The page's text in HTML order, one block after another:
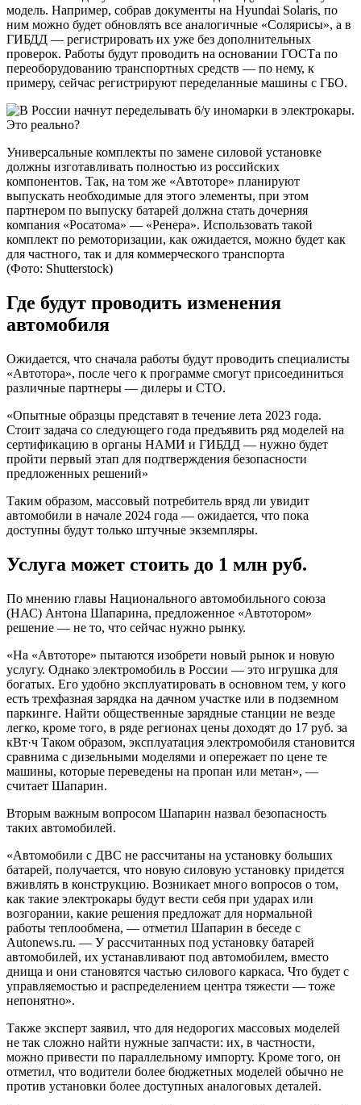
модель. Например, собрав документы на Hyundai Solaris, по
ним можно будет обновлять все аналогичные «Солярисы», а в
ГИБДД — регистрировать их уже без дополнительных
проверок. Работы будут проводить на основании ГОСТа по
переоборудованию транспортных средств — по нему, к
примеру, сейчас регистрируют переделанные машины с ГБО.
Универсальные комплекты по замене силовой установке
должны изготавливать полностью из российских
компонентов. Так, на том же «Автоторе» планируют
выпускать необходимые для этого элементы, при этом
партнером по выпуску батарей должна стать дочерняя
компания «Росатома» — «Ренера». Использовать такой
комплект по ремоторизации, как ожидается, можно будет как
для частного, так и для коммерческого транспорта
(Фото: Shutterstock)
Где будут проводить изменения
автомобиля
Ожидается, что сначала работы будут проводить специалисты
«Автотора», после чего к программе смогут присоединиться
различные партнеры — дилеры и СТО.
«Опытные образцы представят в течение лета 2023 года.
Стоит задача со следующего года предъявить ряд моделей на
сертификацию в органы НАМИ и ГИБДД — нужно будет
пройти первый этап для подтверждения безопасности
предложенных решений»
Таким образом, массовый потребитель вряд ли увидит
автомобили в начале 2024 года — ожидается, что пока
доступны будут только штучные экземпляры.
Услуга может стоить до 1 млн руб.
По мнению главы Национального автомобильного союза
(НАС) Антона Шапарина, предложенное «Автотором»
решение — не то, что сейчас нужно рынку.
«На «Автоторе» пытаются изобрети новый рынок и новую
услугу. Однако электромобиль в России — это игрушка для
богатых. Его удобно эксплуатировать в основном тем, у кого
есть трехфазная зарядка на дачном участке или в подземном
паркинге. Найти общественные зарядные станции не везде
легко, кроме того, в ряде регионах цены доходят до 17 руб. за
кВт·ч Таком образом, эксплуатация электромобиля становится
сравнима с дизельными моделями и опережает по цене те
машины, которые переведены на пропан или метан», —
считает Шапарин.
Вторым важным вопросом Шапарин назвал безопасность
таких автомобилей.
«Автомобили с ДВС не рассчитаны на установку больших
батарей, получается, что новую силовую установку придется
вживлять в конструкцию. Возникает много вопросов о том,
как такие электрокары будут вести себя при ударах или
возгорании, какие решения предложат для нормальной
работы теплообмена, — отметил Шапарин в беседе с
Autonews.ru. — У рассчитанных под установку батарей
автомобилей, их устанавливают под автомобилем, вместо
днища и они становятся частью силового каркаса. Что будет с
управляемостью и распределением центра тяжести — тоже
непонятно».
Также эксперт заявил, что для недорогих массовых моделей
не так сложно найти нужные запчасти: их, в частности,
можно привести по параллельному импорту. Кроме того, он
отметил, что водители более бюджетных моделей обычно не
против установки более доступных аналоговых деталей.